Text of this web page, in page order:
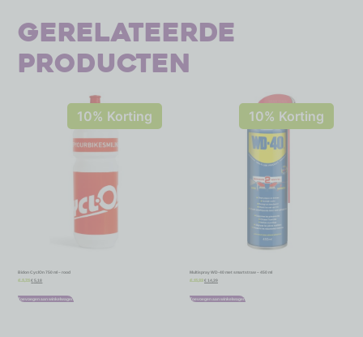
Gerelateerde
producten
10% Korting
Bidon CyclOn 750 ml – rood
€ 5,75 € 5,18
Toevoegen aan winkelwagen
10% Korting
Multispray WD-40 met smartstraw – 450 ml
€ 15,99 € 14,39
Toevoegen aan winkelwagen